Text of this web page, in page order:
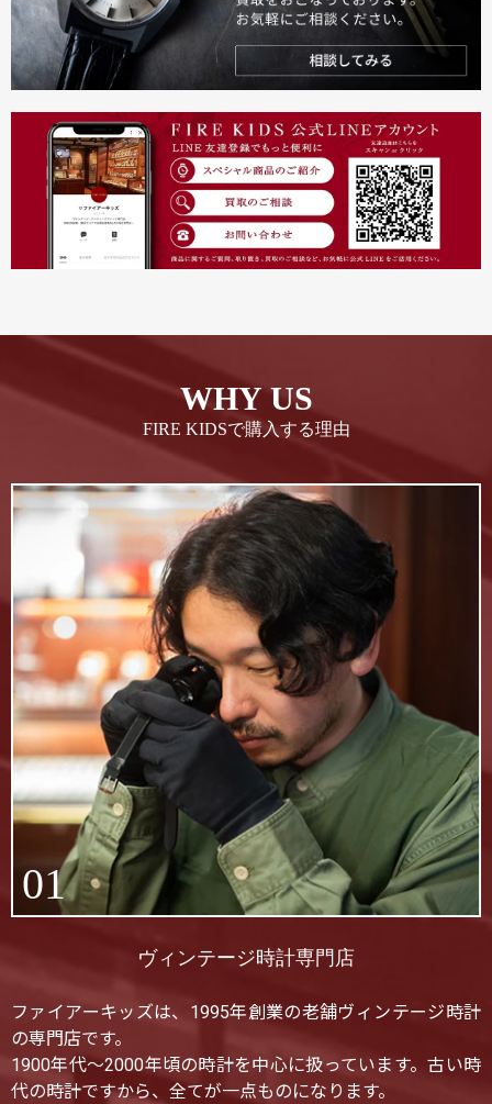
WHY US
FIRE KIDSで購入する理由
01
ヴィンテージ時計専門店
ファイアーキッズは、1995年創業の老舗ヴィンテージ時計
の専門店です。
1900年代〜2000年頃の時計を中心に扱っています。古い時
代の時計ですから、全てが一点ものになります。